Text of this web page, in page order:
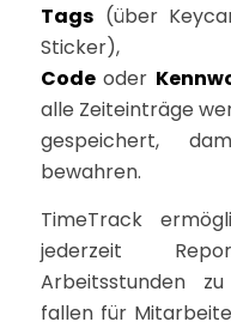
Tags(über
Codeoder
alle Zeiteinträge
gespeichert,
bewahren.
TimeTrack
jederzeit
Arbeitsstunden
fallen für